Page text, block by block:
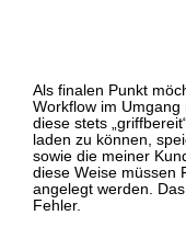
Als finalen Punkt
Workflow im
diese stets
laden zu können,
sowie die meiner
diese Weise müssen
angelegt werden.
Fehler.